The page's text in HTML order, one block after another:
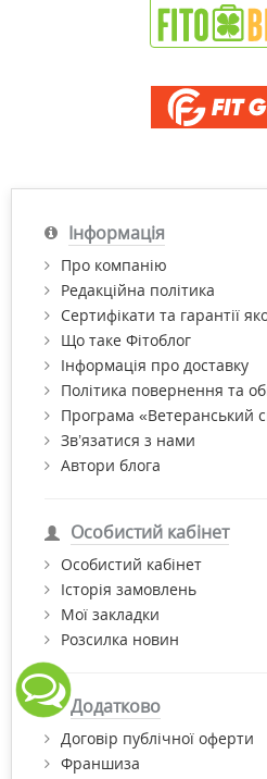
Інформація
Про компанію
Редакційна політика
Сертифікати та гарантії
Що таке Фітоблог
Інформація про доставку
Політика повернення та
Програма «Ветеранський
Зв’язатися з нами
Автори блога
Особистий кабінет
Особистий кабінет
Історія замовлень
Мої закладки
Розсилка новин
Додатково
Договір публічної оферти
Франшиза